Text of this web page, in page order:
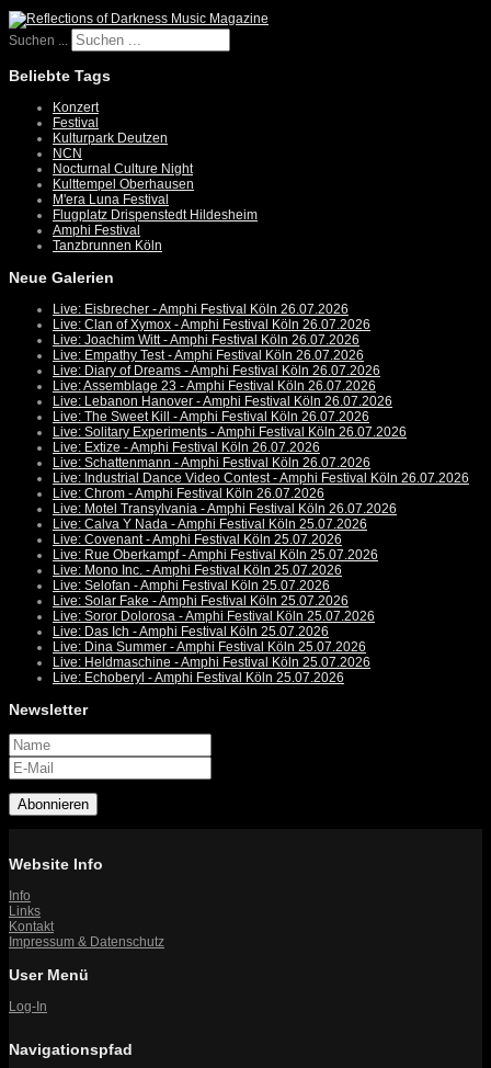
Suchen ...
Beliebte Tags
Konzert
Festival
Kulturpark Deutzen
NCN
Nocturnal Culture Night
Kulttempel Oberhausen
M'era Luna Festival
Flugplatz Drispenstedt Hildesheim
Amphi Festival
Tanzbrunnen Köln
Neue Galerien
Live: Eisbrecher - Amphi Festival Köln 26.07.2026
Live: Clan of Xymox - Amphi Festival Köln 26.07.2026
Live: Joachim Witt - Amphi Festival Köln 26.07.2026
Live: Empathy Test - Amphi Festival Köln 26.07.2026
Live: Diary of Dreams - Amphi Festival Köln 26.07.2026
Live: Assemblage 23 - Amphi Festival Köln 26.07.2026
Live: Lebanon Hanover - Amphi Festival Köln 26.07.2026
Live: The Sweet Kill - Amphi Festival Köln 26.07.2026
Live: Solitary Experiments - Amphi Festival Köln 26.07.2026
Live: Extize - Amphi Festival Köln 26.07.2026
Live: Schattenmann - Amphi Festival Köln 26.07.2026
Live: Industrial Dance Video Contest - Amphi Festival Köln 26.07.2026
Live: Chrom - Amphi Festival Köln 26.07.2026
Live: Motel Transylvania - Amphi Festival Köln 26.07.2026
Live: Calva Y Nada - Amphi Festival Köln 25.07.2026
Live: Covenant - Amphi Festival Köln 25.07.2026
Live: Rue Oberkampf - Amphi Festival Köln 25.07.2026
Live: Mono Inc. - Amphi Festival Köln 25.07.2026
Live: Selofan - Amphi Festival Köln 25.07.2026
Live: Solar Fake - Amphi Festival Köln 25.07.2026
Live: Soror Dolorosa - Amphi Festival Köln 25.07.2026
Live: Das Ich - Amphi Festival Köln 25.07.2026
Live: Dina Summer - Amphi Festival Köln 25.07.2026
Live: Heldmaschine - Amphi Festival Köln 25.07.2026
Live: Echoberyl - Amphi Festival Köln 25.07.2026
Newsletter
Abonnieren
Website Info
Info
Links
Kontakt
Impressum & Datenschutz
User Menü
Log-In
Navigationspfad